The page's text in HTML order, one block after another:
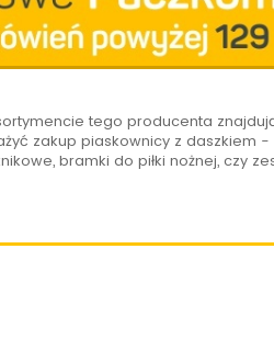
tego producenta
zakup piaskownicy z daszkiem
bramki do piłki nożnej, czy